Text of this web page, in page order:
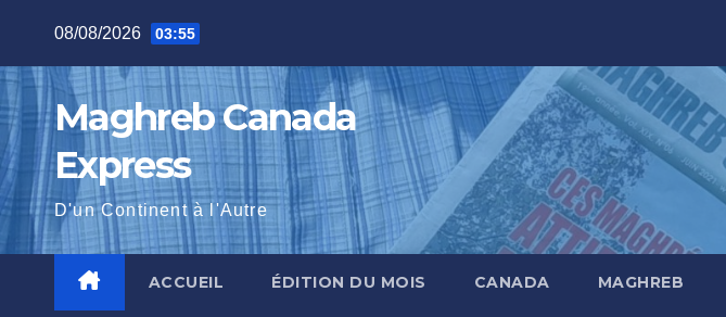
content
08/08/2026 03:55
Maghreb Canada
Express
D'un Continent à l'Autre
ACCUEIL ÉDITION DU MOIS CANADA MAGHREB